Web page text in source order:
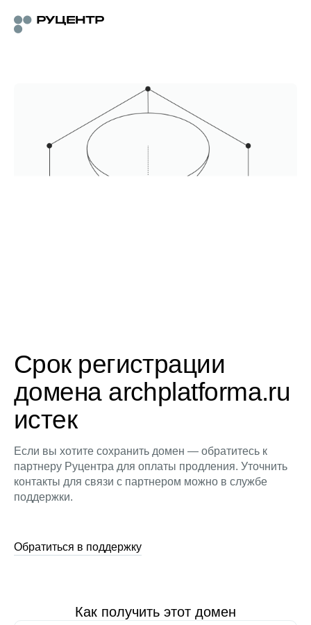
Срок регистрации
домена archplatforma.ru
истек
Если вы хотите сохранить домен — обратитесь к
партнеру Руцентра для оплаты продления. Уточнить
контакты для связи с партнером можно в службе
поддержки.
Обратиться в поддержку
Как получить этот домен